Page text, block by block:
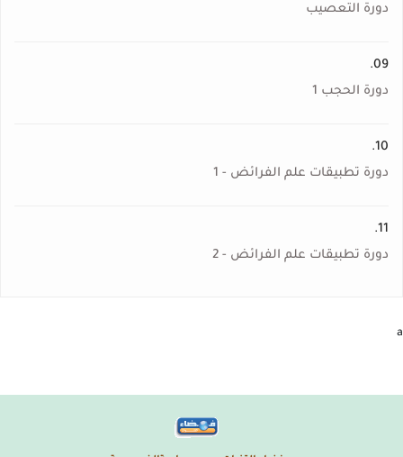
دورة التعصيب
09.
دورة الحجب 1
10.
دورة تطبيقات علم الفرائض - 1
11.
دورة تطبيقات علم الفرائض - 2
a